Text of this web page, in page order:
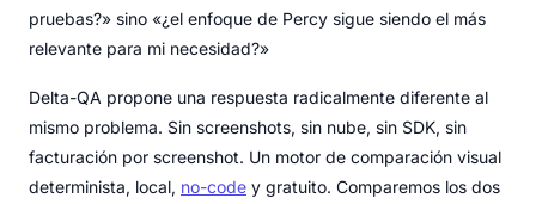
pruebas?» sino «¿el enfoque de Percy sigue siendo el más
relevante para mi necesidad?»
Delta-QA propone una respuesta radicalmente diferente al
mismo problema. Sin screenshots, sin nube, sin SDK, sin
facturación por screenshot. Un motor de comparación visual
determinista, local, no-code y gratuito. Comparemos los dos